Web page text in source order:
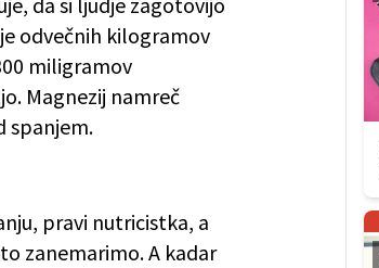
odvečnih kilogramov
miligramov
Magnezij namreč
spanjem.
pravi nutricistka, a
zanemarimo. A kadar